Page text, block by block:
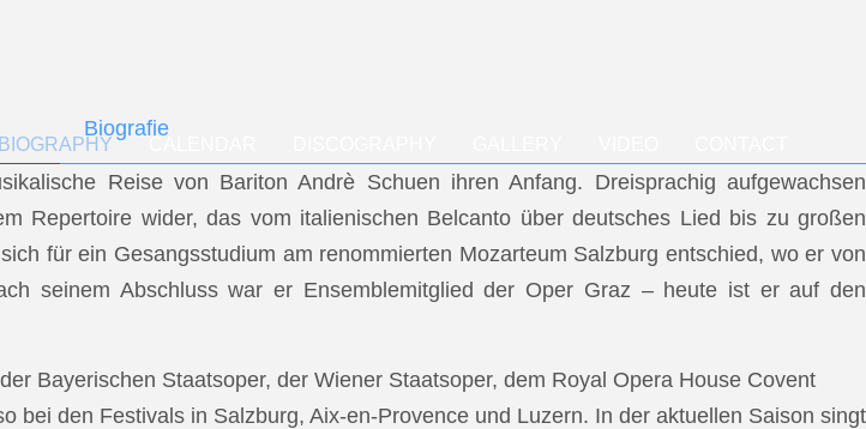
BIOGRAPHY
Biografie
Reise von Bariton Andrè Schuen ihren Anfang. Dreisprachig aufgewachsen
Repertoire wider, das vom italienischen Belcanto über deutsches Lied bis zu großen
für ein Gesangsstudium am renommierten Mozarteum Salzburg entschied, wo er von
seinem Abschluss war er Ensemblemitglied der Oper Graz – heute ist er auf den
Bayerischen Staatsoper, der Wiener Staatsoper, dem Royal Opera House Covent
bei den Festivals in Salzburg, Aix-en-Provence und Luzern. In der aktuellen Saison singt